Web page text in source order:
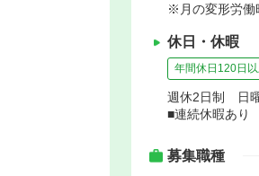
※月の変形労働
休日・休暇
年間休日120日
週休2日制 日
■連続休暇あり
募集職種